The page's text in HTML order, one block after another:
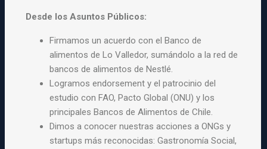
Desde los Asuntos Públicos:
Firmamos un acuerdo con el Banco de
alimentos de Lo Valledor, sumándolo a la red de
bancos de alimentos de Nestlé.
Logramos endorsement y el patrocinio del
estudio con FAO, Pacto Global (ONU) y los
principales Bancos de Alimentos de Chile.
Dimos a conocer nuestras acciones a ONGs y
startups más reconocidas: Gastronomía Social,